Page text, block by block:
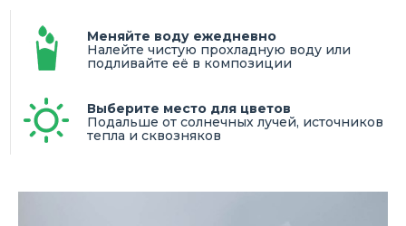
Меняйте воду ежедневно
Налейте чистую прохладную воду или
подливайте её в композиции
Выберите место для цветов
Подальше от солнечных лучей, источников
тепла и сквозняков